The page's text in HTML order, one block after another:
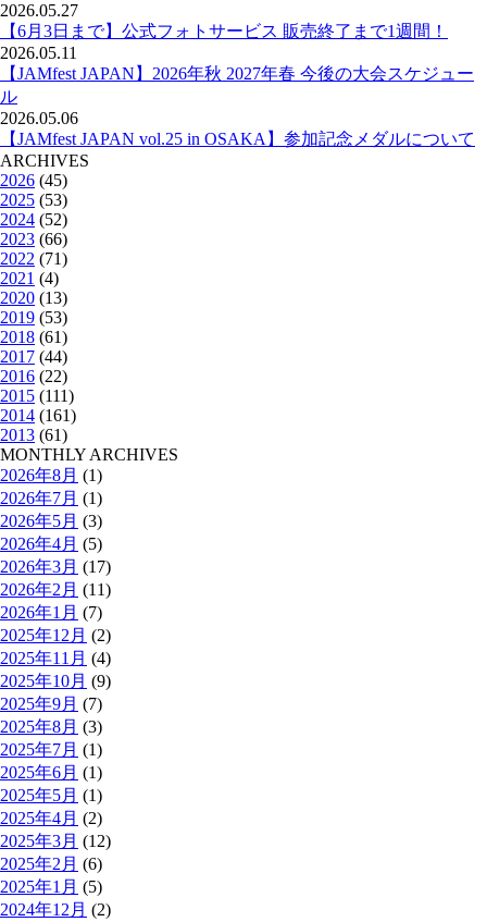
2026.05.27
【6月3日まで】公式フォトサービス 販売終了まで1週間！
2026.05.11
【JAMfest JAPAN】2026年秋 2027年春 今後の大会スケジュー
ル
2026.05.06
【JAMfest JAPAN vol.25 in OSAKA】参加記念メダルについて
ARCHIVES
2026 (45)
2025 (53)
2024 (52)
2023 (66)
2022 (71)
2021 (4)
2020 (13)
2019 (53)
2018 (61)
2017 (44)
2016 (22)
2015 (111)
2014 (161)
2013 (61)
MONTHLY ARCHIVES
2026年8月 (1)
2026年7月 (1)
2026年5月 (3)
2026年4月 (5)
2026年3月 (17)
2026年2月 (11)
2026年1月 (7)
2025年12月 (2)
2025年11月 (4)
2025年10月 (9)
2025年9月 (7)
2025年8月 (3)
2025年7月 (1)
2025年6月 (1)
2025年5月 (1)
2025年4月 (2)
2025年3月 (12)
2025年2月 (6)
2025年1月 (5)
2024年12月 (2)